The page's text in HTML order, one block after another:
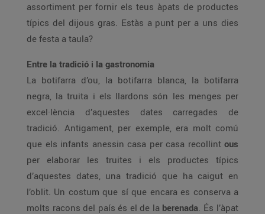
assortiment per fornir els teus àpats de productes
típics del dijous gras. Estàs a punt per a uns dies
de festa a taula?
Entre la tradició i la gastronomia
La botifarra d’ou, la botifarra blanca, la botifarra
negra, la truita i els llardons són les menges per
excel·lència d’aquestes dates carregades de
tradició. Antigament, per exemple, era molt comú
que els infants anessin casa per casa recollint ous
per elaborar les truites i els productes típics
d’aquestes dates, una tradició que ha caigut en
l’oblit. Un costum que sí que encara es conserva a
molts racons del país és el de la berenada. És l’àpat